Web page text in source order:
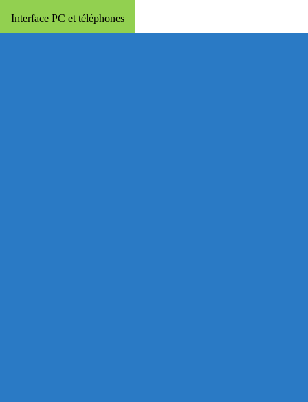
Interface PC et téléphones